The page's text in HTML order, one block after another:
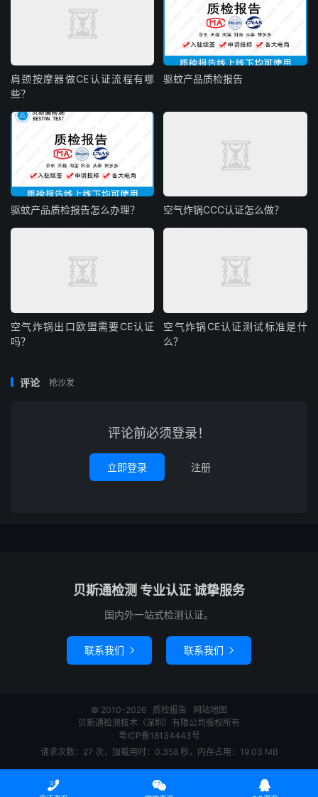
肩颈按摩器做CE认证流程有哪
些？
驱蚊产品质检报告
驱蚊产品质检报告怎么办理？ 空气炸锅CCC认证怎么做？
空气炸锅出口欧盟需要CE认证
吗？
空气炸锅CE认证测试标准是什
么？
评论 抢沙发
评论前必须登录！
立即登录 注册
贝斯通检测 专业认证 诚挚服务
国内外一站式检测认证。
联系我们  联系我们 
© 2010-2026 质检报告
网站地图
贝斯通检测技术（深圳）有限公司版权所有
粤ICP备18134443号
请求次数：27 次，加载用时：0.358 秒，内存占用：19.03 MB
  